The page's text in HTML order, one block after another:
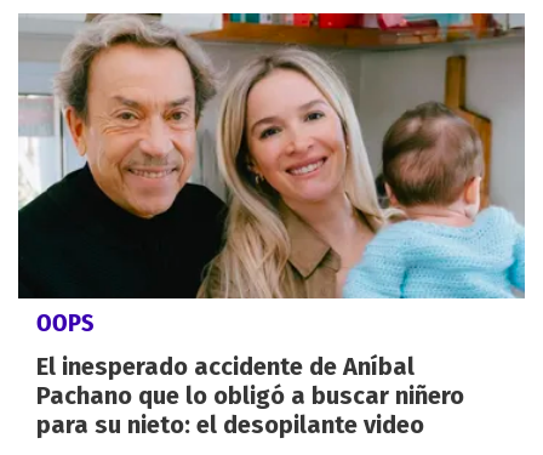
OOPS
El inesperado accidente de Aníbal
Pachano que lo obligó a buscar niñero
para su nieto: el desopilante video